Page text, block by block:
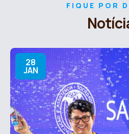
FIQUE POR
28
JAN